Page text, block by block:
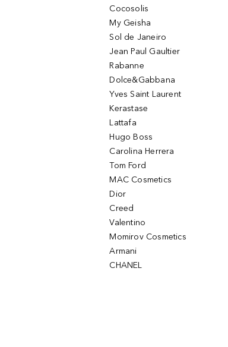
Cocosolis
My Geisha
Sol de Janeiro
Jean Paul Gaultier
Rabanne
Dolce&Gabbana
Yves Saint Laurent
Kerastase
Lattafa
Hugo Boss
Carolina Herrera
Tom Ford
MAC Cosmetics
Dior
Creed
Valentino
Momirov Cosmetics
Armani
CHANEL